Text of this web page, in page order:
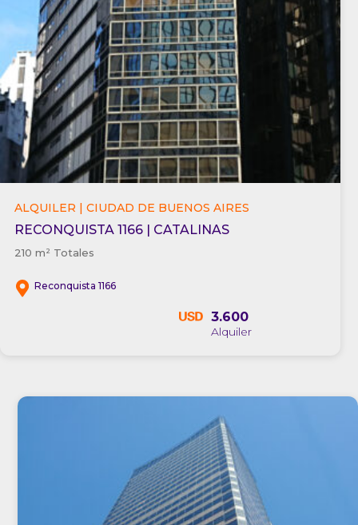
ALQUILER | CIUDAD DE BUENOS AIRES
RECONQUISTA 1166 | CATALINAS
210 m² Totales
Reconquista 1166
3.600